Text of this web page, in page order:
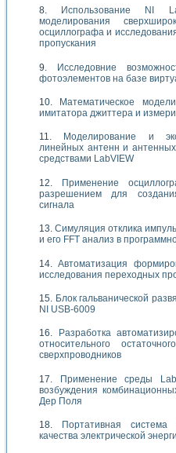
Использование NI
моделирования
осциллографа и
пропускания
Исследовние
фотоэлементов на базе
Математическое
имитатора джиттера и
Моделирование и
линейных антенн и
средствами LabVIEW
Применение
разрешением для
сигнала
Симуляция отклика
и его FFT анализ в
Автоматизация
исследования переходных
Блок гальванической
NI USB-6009
Разработка
относительного
сверхпроводников
Применение среды
возбуждения
Дер Поля
Портативная
качества электрической